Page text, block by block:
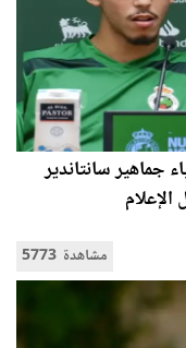
جماهير سانتاندير
5773 مشاهدة